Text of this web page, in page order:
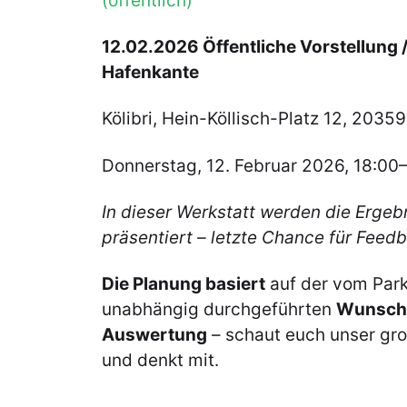
12.02.2026 Öffentliche
Hafenkante
Kölibri, Hein-Köllisch-Platz 12,
Donnerstag, 12. Februar 2026,
In dieser Werkstatt werden die
präsentiert – letzte Chance für
Die Planung basiert auf der vom
unabhängig durchgeführten
Auswertung – schaut euch unser
und denkt mit.